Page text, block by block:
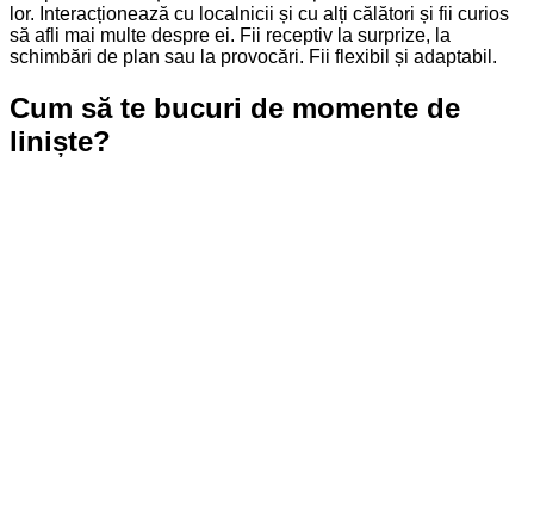
lor. Interacționează cu localnicii și cu alți călători și fii curios
să afli mai multe despre ei. Fii receptiv la surprize, la
schimbări de plan sau la provocări. Fii flexibil și adaptabil.
Cum să te bucuri de momente de
liniște?